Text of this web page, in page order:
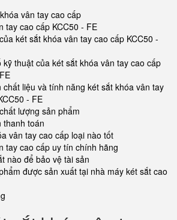
vân tay cao cấp
tay cao cấp KCC50 - FE
két sắt khóa vân tay cao cấp KCC50 -
kỹ thuật của két sắt khóa vân tay cao cấp
chất liệu và tính năng két sắt khóa vân tay
- FE
lượng sản phẩm
thanh toán
vân tay cao cấp loại nào tốt
tay cao cấp uy tín chính hãng
nào để bảo vệ tài sản
được sản xuất tại nhà máy két sắt cao